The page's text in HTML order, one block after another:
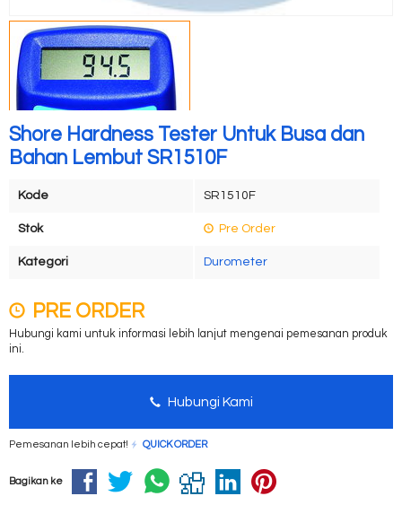
Shore Hardness Tester Untuk Busa dan
Bahan Lembut SR1510F
Kode SR1510F
Stok Pre Order
Kategori Durometer
PRE ORDER
Hubungi kami untuk informasi lebih lanjut mengenai pemesanan produk
ini.
Hubungi Kami
Pemesanan lebih cepat! QUICK ORDER
Bagikan ke